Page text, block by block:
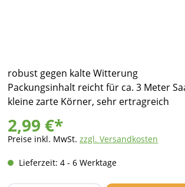
robust gegen kalte Witterung
Packungsinhalt reicht für ca. 3 Meter
kleine zarte Körner, sehr ertragreich
2,99 €*
Preise inkl. MwSt.zzgl. Versandkosten
Lieferzeit: 4 - 6 Werktage